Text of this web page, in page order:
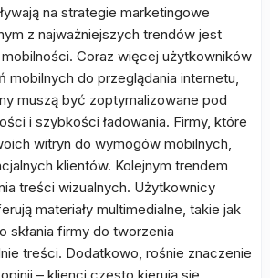
na strategie marketingowe
z najważniejszych trendów jest
Coraz więcej użytkowników
mobilnych do przeglądania internetu,
muszą być zoptymalizowane pod
i szybkości ładowania. Firmy, które
witryn do wymogów mobilnych,
klientów. Kolejnym trendem
treści wizualnych. Użytkownicy
materiały multimedialne, takie jak
skłania firmy do tworzenia
treści. Dodatkowo, rośnie znaczenie